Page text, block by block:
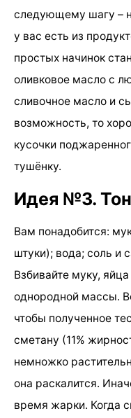
следующему шагу –
у вас есть из
простых начинок
оливковое масло с
сливочное масло и
возможность, то
кусочки
тушёнку.
Идея №3.
Вам понадобится:
штуки); вода; соль и
Взбивайте муку,
однородной массы.
чтобы полученное
сметану (11%
немножко
она раскалится.
время жарки. Когда